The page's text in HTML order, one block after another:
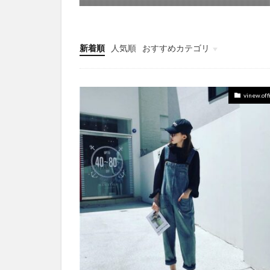
新着順 人気順
おすすめカテゴリ
COSME